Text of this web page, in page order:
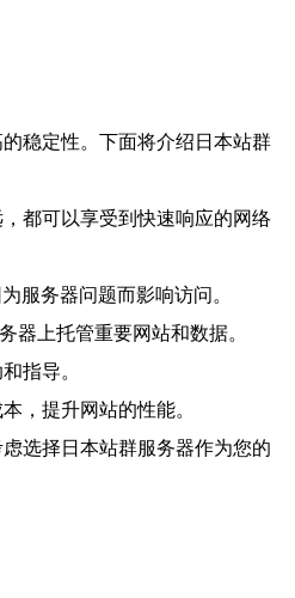
稳定性。下面将介绍日本站群
都可以享受到快速响应的网络
服务器问题而影响访问。
器上托管重要网站和数据。
指导。
，提升网站的性能。
选择日本站群服务器作为您的